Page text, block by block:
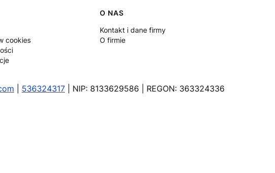
cookies
O NAS
Kontakt i dane firmy
O firmie
536324317 | NIP: 8133629586 | REGON: 363324336